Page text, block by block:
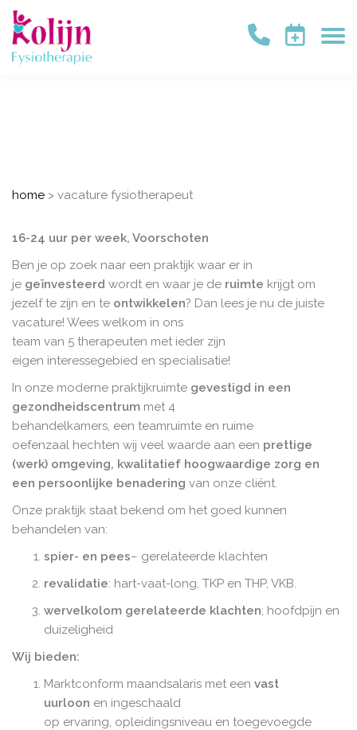
home > vacature fysiotherapeut
16-24 uur per week, Voorschoten
Ben je op zoek naar een praktijk waar er in
je geïnvesteerd wordt en waar je de ruimte krijgt om
jezelf te zijn en te ontwikkelen? Dan lees je nu de juiste
vacature! Wees welkom in ons
team van 5 therapeuten met ieder zijn
eigen interessegebied en specialisatie!
In onze moderne praktijkruimte gevestigd in een
gezondheidscentrum met 4
behandelkamers, een teamruimte en ruime
oefenzaal hechten wij veel waarde aan een prettige
(werk) omgeving, kwalitatief hoogwaardige zorg en
een persoonlijke benadering van onze cliënt.
Onze praktijk staat bekend om het goed kunnen
behandelen van:
spier- en pees– gerelateerde klachten
revalidatie: hart-vaat-long, TKP en THP, VKB.
wervelkolom gerelateerde klachten; hoofdpijn en
duizeligheid
Wij bieden:
Marktconform maandsalaris met een vast
uurloon en ingeschaald
op ervaring, opleidingsniveau en toegevoegde